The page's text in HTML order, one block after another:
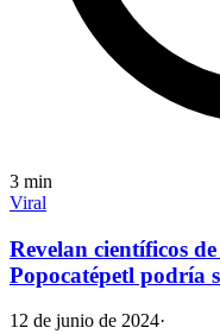
3 min
Viral
Revelan científicos
Popocatépetl podría
12 de junio de 2024·